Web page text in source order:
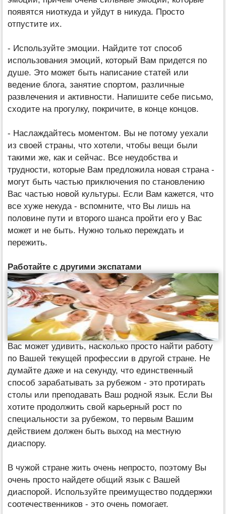
появятся ниоткуда и уйдут в никуда. Просто
отпустите их.
- Используйте эмоции. Найдите тот способ
использования эмоций, который Вам придется по
душе. Это может быть написание статей или
ведение блога, занятие спортом, различные
развлечения и активности. Напишите себе письмо,
сходите на прогулку, покричите, в конце концов.
- Наслаждайтесь моментом. Вы не потому уехали
из своей страны, что хотели, чтобы вещи были
такими же, как и сейчас. Все неудобства и
трудности, которые Вам предложила новая страна -
могут быть частью приключения по становлению
Вас частью новой культуры. Если Вам кажется, что
все хуже некуда - вспомните, что Вы лишь на
половине пути и второго шанса пройти его у Вас
может и не быть. Нужно только переждать и
пережить.
Работайте с другими экспатами
Вас может удивить, насколько просто найти работу
по Вашей текущей профессии в другой стране. Не
думайте даже и на секунду, что единственный
способ зарабатывать за рубежом - это протирать
столы или преподавать Ваш родной язык. Если Вы
хотите продолжить свой карьерный рост по
специальности за рубежом, то первым Вашим
действием должен быть выход на местную
диаспору.
В чужой стране жить очень непросто, поэтому Вы
очень просто найдете общий язык с Вашей
диаспорой. Используйте преимущество поддержки
соотечественников - это очень помогает.